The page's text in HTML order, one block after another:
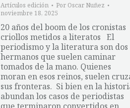
Artículos edición Por Oscar Nuñez
noviembre 18, 2025
20 años del boom de los cronistas
criollos metidos a literatos El
periodismo y la literatura son dos
hermanos que suelen caminar
tomados de la mano. Quienes
moran en esos reinos, suelen
sus fronteras. Si bien en la
abundan los casos de periodistas